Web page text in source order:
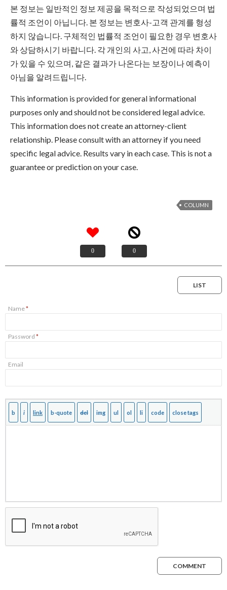
본 정보는 일반적인 정보 제공을 목적으로 작성되었으며 법
률적 조언이 아닙니다. 본 정보는 변호사-고객 관계를 형성
하지 않습니다. 구체적인 법률적 조언이 필요한 경우 변호사
와 상담하시기 바랍니다. 각 개인의 사고, 사건에 따라 차이
가 있을 수 있으며, 같은 결과가 나온다는 보장이나 예측이
아님을 알려드립니다.
This information is provided for general informational
purposes only and should not be considered legal advice.
This information does not create an attorney-client
relationship. Please consult with an attorney if you need
specific legal advice. Results vary in each case. This is not a
guarantee or prediction on your case.
COLUMN
0 0
LIST
Name*
Password *
Email
COMMENT